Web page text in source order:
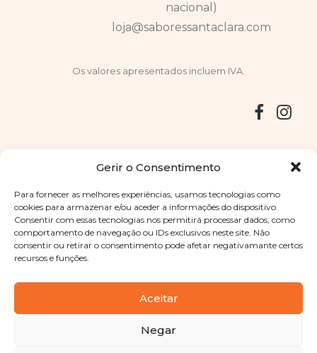
Gerir o Consentimento
Para fornecer as melhores experiências, usamos tecnologias como
cookies para armazenar e/ou aceder a informações do dispositivo.
Consentir com essas tecnologias nos permitirá processar dados, como
comportamento de navegação ou IDs exclusivos neste site. Não
consentir ou retirar o consentimento pode afetar negativamante certos
recursos e funções.
Aceitar
Negar
nacional)
loja@saboressantaclara.com
Os valores apresentados incluem IVA.
Copyright © 2025 Sabores Santa Clara
. Todos os direitos
reservadosPolítica de Privacidade |Termos e condições
Designed byShift Your Branding Agency